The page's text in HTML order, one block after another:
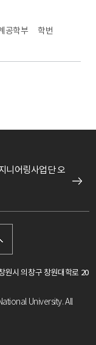
공학부
학번
니어링사업단 오
원시 의창구 창원대학로 20
University. All